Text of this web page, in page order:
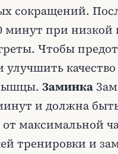
сокращений.
минут при низкой
Чтобы
Заминка
и должна
максимальной
тренировки и